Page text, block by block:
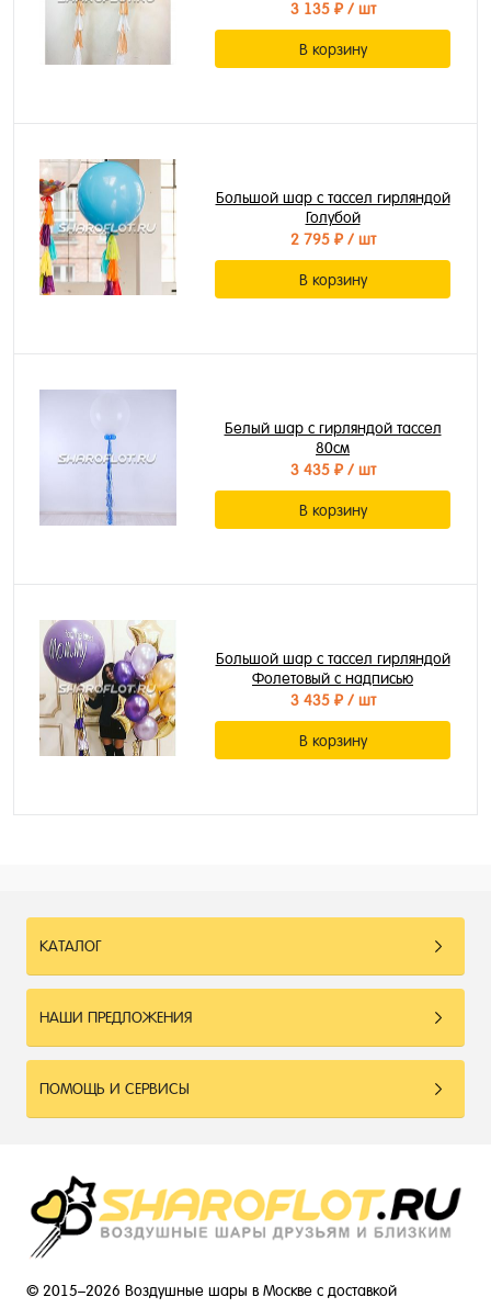
круглое конфетти
3 135 ₽/ шт
В корзину
Большой шар с тассел гирляндой
Голубой
2 795 ₽/ шт
В корзину
Белый шар с гирляндой тассел
80см
3 435 ₽/ шт
В корзину
Большой шар с тассел гирляндой
Фолетовый с надписью
3 435 ₽/ шт
В корзину
КАТАЛОГ
НАШИ ПРЕДЛОЖЕНИЯ
ПОМОЩЬ И СЕРВИСЫ
© 2015–2026 Воздушные шары в Москве с доставкой